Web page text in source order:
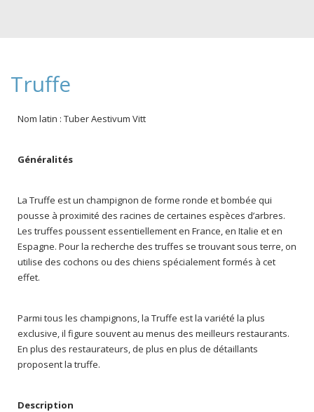
Truffe
Nom latin : Tuber Aestivum Vitt
Généralités
La Truffe est un champignon de forme ronde et bombée qui
pousse à proximité des racines de certaines espèces d’arbres.
Les truffes poussent essentiellement en France, en Italie et en
Espagne. Pour la recherche des truffes se trouvant sous terre, on
utilise des cochons ou des chiens spécialement formés à cet
effet.
Parmi tous les champignons, la Truffe est la variété la plus
exclusive, il figure souvent au menus des meilleurs restaurants.
En plus des restaurateurs, de plus en plus de détaillants
proposent la truffe.
Description